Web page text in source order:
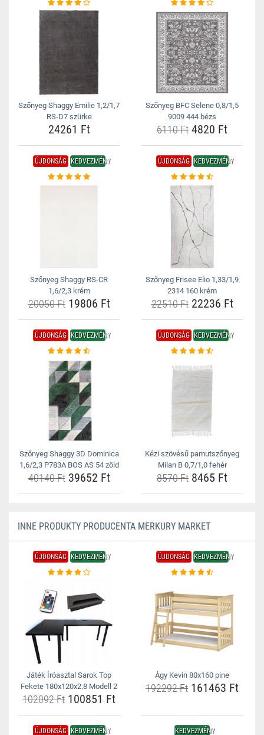
Szőnyeg Shaggy Emilie 1,2/1,7
RS-D7 szürke
24261 Ft
Szőnyeg BFC Selene 0,8/1,5
9009 444 bézs
6110 Ft 4820 Ft
ÚJDONSÁG KEDVEZMÉNY
Szőnyeg Shaggy RS-CR
1,6/2,3 krém
20050 Ft19806 Ft
ÚJDONSÁG KEDVEZMÉNY
Szőnyeg Frisee Elio 1,33/1,9
2314 160 krém
22510 Ft22236 Ft
ÚJDONSÁG KEDVEZMÉNY
Szőnyeg Shaggy 3D Dominica
1,6/2,3 P783A BOS AS 54 zöld
40140 Ft39652 Ft
ÚJDONSÁG KEDVEZMÉNY
Kézi szövésű pamutszőnyeg
Milan B 0,7/1,0 fehér
8570 Ft 8465 Ft
INNE PRODUKTY PRODUCENTA MERKURY MARKET
ÚJDONSÁG KEDVEZMÉNY
Játék Íróasztal Sarok Top
Fekete 180x120x2.8 Modell 2
102092 Ft 100851 Ft
ÚJDONSÁG KEDVEZMÉNY
Ágy Kevin 80x160 pine
192292 Ft 161463 Ft
ÚJDONSÁG KEDVEZMÉNY KEDVEZMÉNY